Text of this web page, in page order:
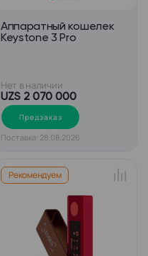
Аппаратный кошелек
Keystone 3 Pro
Нет в наличии
UZS 2 070 000
Предзаказ
Поставка: 28.08.2026
Рекомендуем